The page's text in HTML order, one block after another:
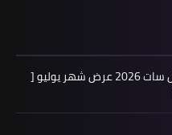
اعلن لدينا فى مدونة ترددات النايل سات 2026 عرض شهر يوليو [